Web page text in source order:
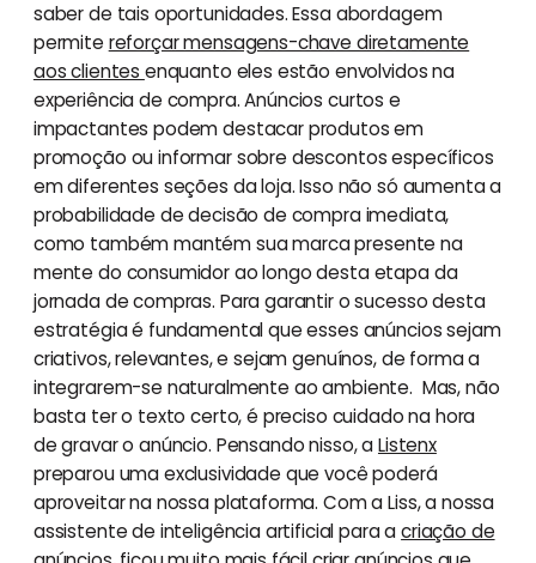
saber de tais oportunidades. Essa abordagem
permite reforçar mensagens-chave diretamente
aos clientes enquanto eles estão envolvidos na
experiência de compra. Anúncios curtos e
impactantes podem destacar produtos em
promoção ou informar sobre descontos específicos
em diferentes seções da loja. Isso não só aumenta a
probabilidade de decisão de compra imediata,
como também mantém sua marca presente na
mente do consumidor ao longo desta etapa da
jornada de compras. Para garantir o sucesso desta
estratégia é fundamental que esses anúncios sejam
criativos, relevantes, e sejam genuínos, de forma a
integrarem-se naturalmente ao ambiente. Mas, não
basta ter o texto certo, é preciso cuidado na hora
de gravar o anúncio. Pensando nisso, aListenx
preparou uma exclusividade que você poderá
aproveitar na nossa plataforma. Com a Liss, a nossa
assistente de inteligência artificial para acriação de